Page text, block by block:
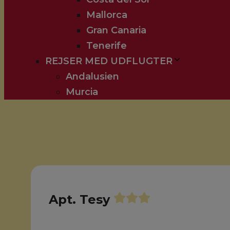
Mallorca
Gran Canaria
Tenerife
REJSER MED UDFLUGTER
Andalusien
Murcia
Apt. Tesy